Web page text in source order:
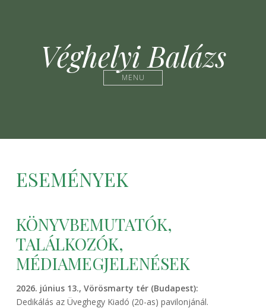
Véghelyi Balázs
MENU
ESEMÉNYEK
KÖNYVBEMUTATÓK,
TALÁLKOZÓK,
MÉDIAMEGJELENÉSEK
2026. június 13., Vörösmarty tér (Budapest):
Dedikálás az Üveghegy Kiadó (20-as) pavilonjánál.